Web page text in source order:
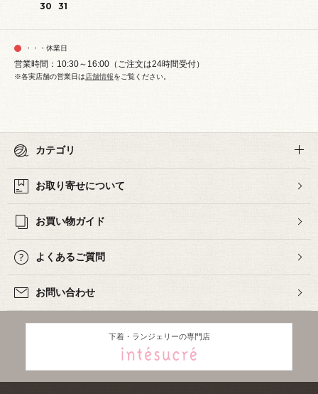
30
31
・・・休業日
営業時間：10:30～16:00（ご注文は24時間受付）
※各実店舗の営業日は店舗情報をご覧ください。
カテゴリ
お取り寄せについて
お買い物ガイド
よくあるご質問
お問い合わせ
下着・ランジェリーの専門店